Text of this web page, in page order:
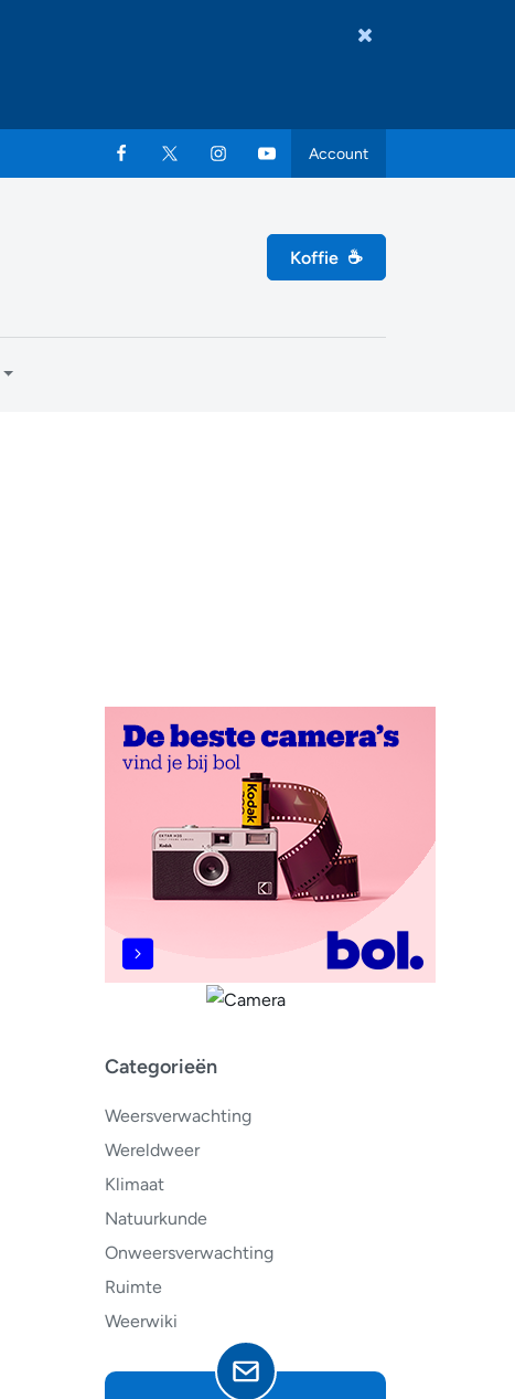
Account
Koffie ☕
Categorieën
Weersverwachting
Wereldweer
Klimaat
Natuurkunde
Onweersverwachting
Ruimte
Weerwiki